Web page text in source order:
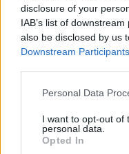
disclosure of your
IAB’s list of
also be disclosed by us
Downstream Participants
Please note that this
not limited to your visit
grant or deny consent
use your data for below
Personal Data
I want to opt-out of
personal data.
Opted In